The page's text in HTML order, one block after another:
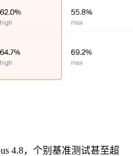
4.8，个别基准测试甚至超